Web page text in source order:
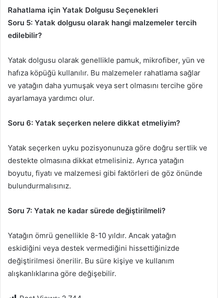
Rahatlama için Yatak Dolgusu Seçenekleri
Soru 5: Yatak dolgusu olarak hangi malzemeler tercih
edilebilir?
Yatak dolgusu olarak genellikle pamuk, mikrofiber, yün ve
hafıza köpüğü kullanılır. Bu malzemeler rahatlama sağlar
ve yatağın daha yumuşak veya sert olmasını tercihe göre
ayarlamaya yardımcı olur.
Soru 6: Yatak seçerken nelere dikkat etmeliyim?
Yatak seçerken uyku pozisyonunuza göre doğru sertlik ve
destekte olmasına dikkat etmelisiniz. Ayrıca yatağın
boyutu, fiyatı ve malzemesi gibi faktörleri de göz önünde
bulundurmalısınız.
Soru 7: Yatak ne kadar sürede değiştirilmeli?
Yatağın ömrü genellikle 8-10 yıldır. Ancak yatağın
eskidiğini veya destek vermediğini hissettiğinizde
değiştirilmesi önerilir. Bu süre kişiye ve kullanım
alışkanlıklarına göre değişebilir.